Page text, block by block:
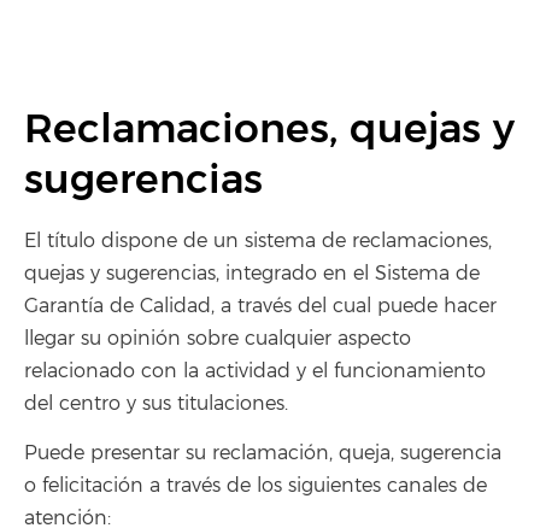
Reclamaciones, quejas y
sugerencias
El título dispone de un sistema de reclamaciones,
quejas y sugerencias, integrado en el Sistema de
Garantía de Calidad, a través del cual puede hacer
llegar su opinión sobre cualquier aspecto
relacionado con la actividad y el funcionamiento
del centro y sus titulaciones.
Puede presentar su reclamación, queja, sugerencia
o felicitación a través de los siguientes canales de
atención: